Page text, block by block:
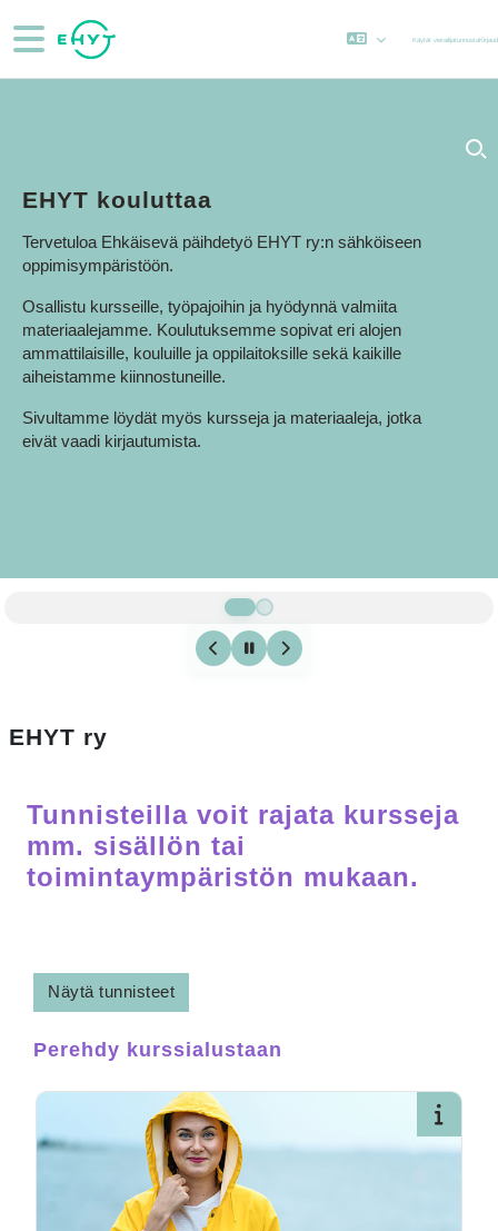
Sivupaneeli
Käytät vierailijatunnusta
EHYT kouluttaa
Tervetuloa Ehkäisevä päihdetyö EHYT ry:n sähköiseen
oppimisympäristöön.
Osallistu kursseille, työpajoihin ja hyödynnä valmiita
materiaalejamme. Koulutuksemme sopivat eri alojen
ammattilaisille, kouluille ja oppilaitoksille sekä kaikille
aiheistamme kiinnostuneille.
Sivultamme löydät myös kursseja ja materiaaleja, jotka
eivät vaadi kirjautumista.
EHYT ry
Tunnisteilla voit rajata kursseja
mm. sisällön tai
toimintaympäristön mukaan.
Näytä tunnisteet
Perehdy kurssialustaan
Avaa